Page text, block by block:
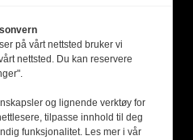
på vårt nettsted bruker vi
nettsted. Du kan reservere
og lignende verktøy for
tilpasse innhold til deg
funksjonalitet. Les mer i vår